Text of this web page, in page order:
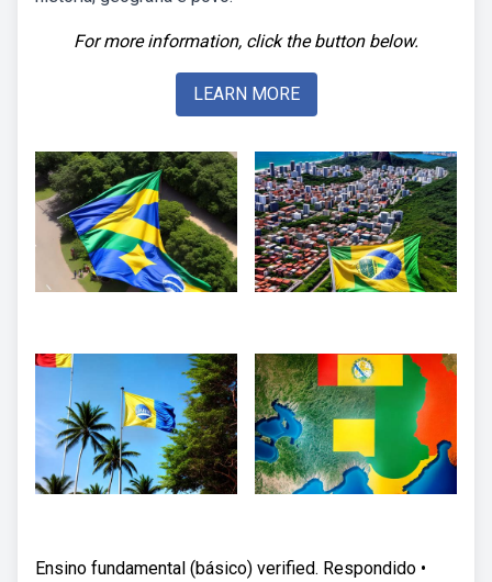
For more information, click the button below.
LEARN MORE
Ensino fundamental (básico) verified. Respondido •